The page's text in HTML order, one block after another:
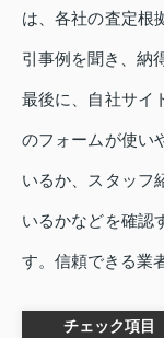
は、各社の査定根
引事例を聞き、納
最後に、自社サイ
のフォームが使い
いるか、スタッフ
いるかなどを確認
す。信頼できる業
チェック項目